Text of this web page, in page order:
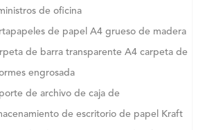
de oficina
de papel A4 grueso de madera
de barra transparente A4 carpeta de
engrosada
de archivo de caja de
de escritorio de papel Kraft